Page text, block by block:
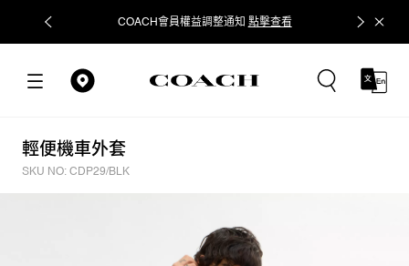
COACH會員權益調整通知 點擊查看 立即追蹤
輕便機車外套
SKU NO: CDP29/BLK